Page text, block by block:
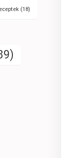
(18)